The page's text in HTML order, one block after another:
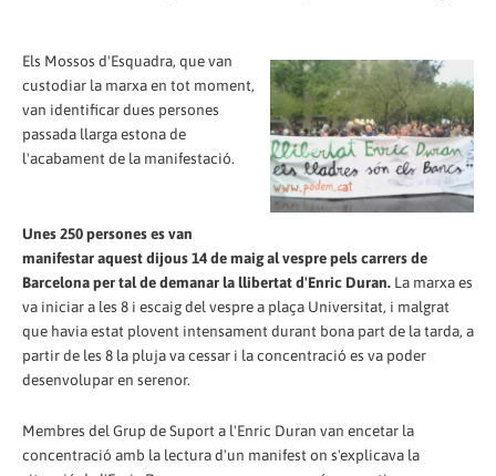
Els Mossos d'Esquadra, que van
custodiar la marxa en tot moment,
van identificar dues persones
passada llarga estona de
l'acabament de la manifestació.
Unes 250 persones es van
manifestar aquest dijous 14 de maig al vespre pels carrers de
Barcelona per tal de demanar la llibertat d'Enric Duran. La marxa es
va iniciar a les 8 i escaig del vespre a plaça Universitat, i malgrat
que havia estat plovent intensament durant bona part de la tarda, a
partir de les 8 la pluja va cessar i la concentració es va poder
desenvolupar en serenor.
Membres del Grup de Suport a l'Enric Duran van encetar la
concentració amb la lectura d'un manifest on s'explicava la